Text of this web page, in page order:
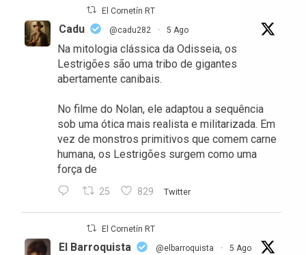
El Cornetín RT
Cadu @cadu282 · 5 Ago
Na mitologia clássica da Odisseia, os
Lestrigões são uma tribo de gigantes
abertamente canibais.
No filme do Nolan, ele adaptou a sequência
sob uma ótica mais realista e militarizada. Em
vez de monstros primitivos que comem carne
humana, os Lestrigões surgem como uma
força de
25 829 Twitter
El Cornetín RT
El Barroquista @elbarroquista · 5 Ago